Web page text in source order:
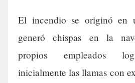
El incendio se originó en
generó chispas en la
propios empleados
inicialmente las llamas con